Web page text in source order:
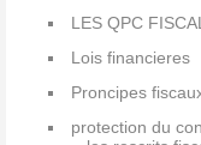
LES QPC
Lois financieres
Proncipes
protection du